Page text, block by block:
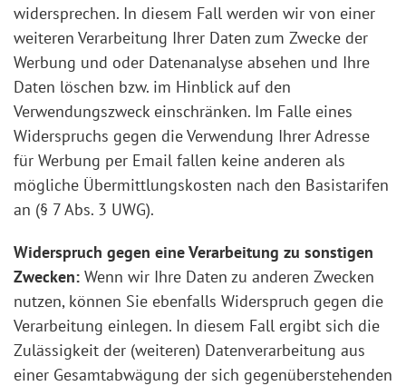
widersprechen. In diesem Fall werden wir von einer
weiteren Verarbeitung Ihrer Daten zum Zwecke der
Werbung und oder Datenanalyse absehen und Ihre
Daten löschen bzw. im Hinblick auf den
Verwendungszweck einschränken. Im Falle eines
Widerspruchs gegen die Verwendung Ihrer Adresse
für Werbung per Email fallen keine anderen als
mögliche Übermittlungskosten nach den Basistarifen
an (§ 7 Abs. 3 UWG).
Widerspruch gegen eine Verarbeitung zu sonstigen
Zwecken: Wenn wir Ihre Daten zu anderen Zwecken
nutzen, können Sie ebenfalls Widerspruch gegen die
Verarbeitung einlegen. In diesem Fall ergibt sich die
Zulässigkeit der (weiteren) Datenverarbeitung aus
einer Gesamtabwägung der sich gegenüberstehenden